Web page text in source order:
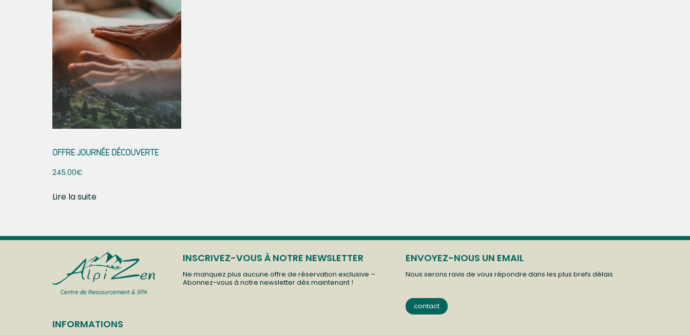
OFFRE JOURNÉE DÉCOUVERTE
245.00€
Lire la suite
INFORMATIONS
INSCRIVEZ-VOUS À NOTRE NEWSLETTER
Ne manquez plus aucune offre de réservation exclusive –
Abonnez-vous à notre newsletter dès maintenant !
ENVOYEZ-NOUS UN EMAIL
Nous serons ravis de vous répondre dans les plus brefs délais
contact